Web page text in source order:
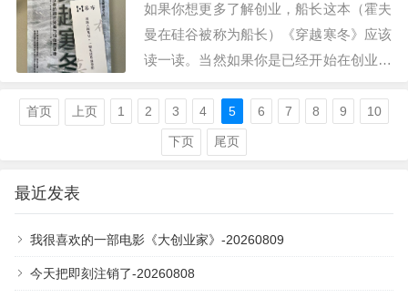
如果你想更多了解创业，船长这本（霍夫
曼在硅谷被称为船长）《穿越寒冬》应该
读一读。当然如果你是已经开始在创业，
业历程有个全局认知，知道自己当前处于
哪个阶段，需要解决什…
首页 上页 1 2 3 4 5 6 7 8 9 10
下页 尾页
最近发表
我很喜欢的一部电影《大创业家》-20260809
今天把即刻注销了-20260808